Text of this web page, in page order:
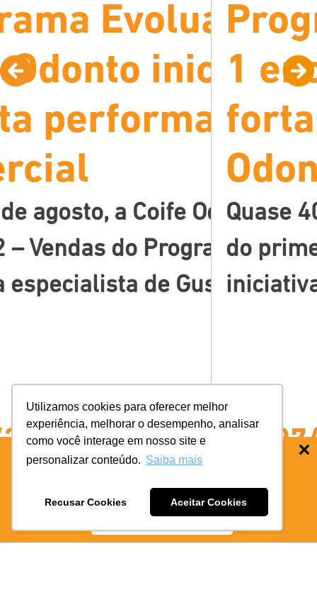
BAIXE O APP COIFE ODONTO:
BAIXE AGORA
Utilizamos cookies para oferecer melhor
experiência, melhorar o desempenho, analisar
como você interage em nosso site e
personalizar conteúdo. Saiba mais
Recusar Cookies Aceitar Cookies
o
de
[…]
Evolua |
Odonto inicia
performance
agosto, a Coife Odonto
– Vendas do Programa
especialista de Gustavo
1
Quase
do
14/